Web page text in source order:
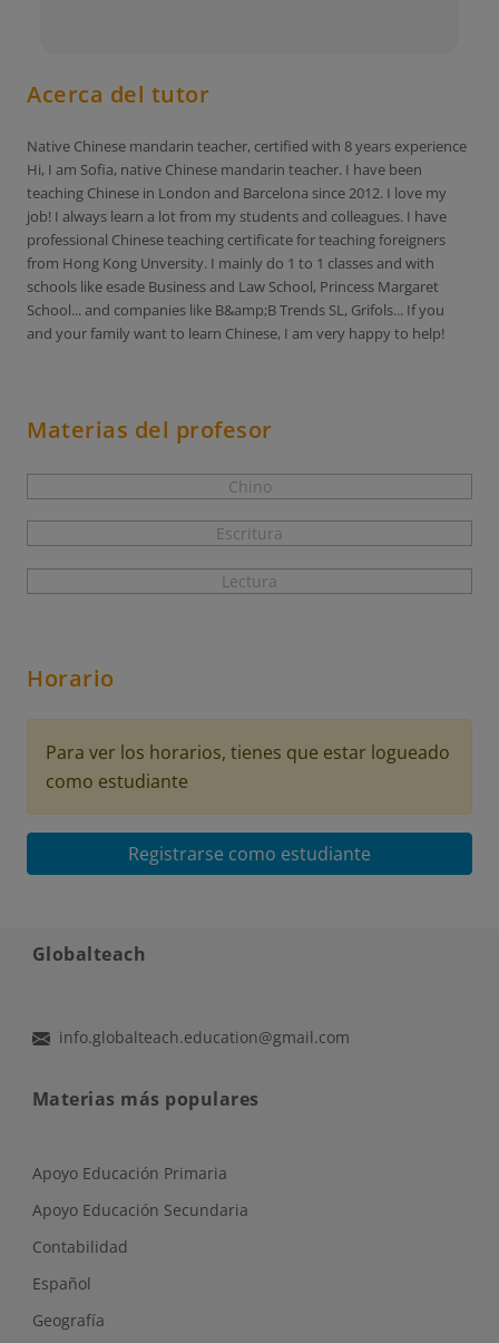
Acerca del tutor
Native Chinese mandarin teacher, certified with 8 years experience
Hi, I am Sofia, native Chinese mandarin teacher. I have been
teaching Chinese in London and Barcelona since 2012. I love my
job! I always learn a lot from my students and colleagues. I have
professional Chinese teaching certificate for teaching foreigners
from Hong Kong Unversity. I mainly do 1 to 1 classes and with
schools like esade Business and Law School, Princess Margaret
School... and companies like B&amp;B Trends SL, Grifols... If you
and your family want to learn Chinese, I am very happy to help!
Materias del profesor
Chino
Escritura
Lectura
Horario
Para ver los horarios, tienes que estar logueado
como estudiante
Registrarse como estudiante
Globalteach
info.globalteach.education@gmail.com
Materias más populares
Apoyo Educación Primaria
Apoyo Educación Secundaria
Contabilidad
Español
Geografía